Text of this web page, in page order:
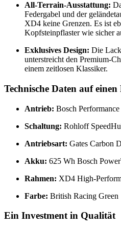
All-Terrain-Ausstattung:
Federgabel und der
XD4 keine Grenzen. Es ist
Kopfsteinpflaster wie sicher
Exklusives Design: Die
unterstreicht den Premium-
einem zeitlosen Klassiker.
Technische Daten auf
Antrieb: Bosch
Schaltung: Rohloff
Antriebsart: Gates Carbon
Akku: 625 Wh Bosch
Rahmen: XD4 High-
Farbe: British Racing Green
Ein Investment in Qualität